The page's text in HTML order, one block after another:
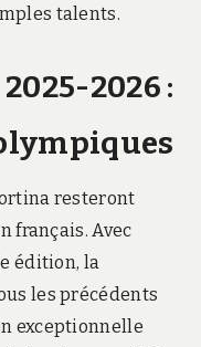
talents.
2026 :
resteront
français. Avec
édition, la
les précédents
exceptionnelle